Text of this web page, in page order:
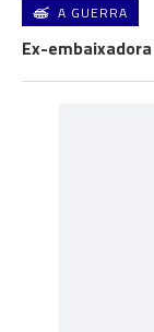
A GUERRA
Ex-